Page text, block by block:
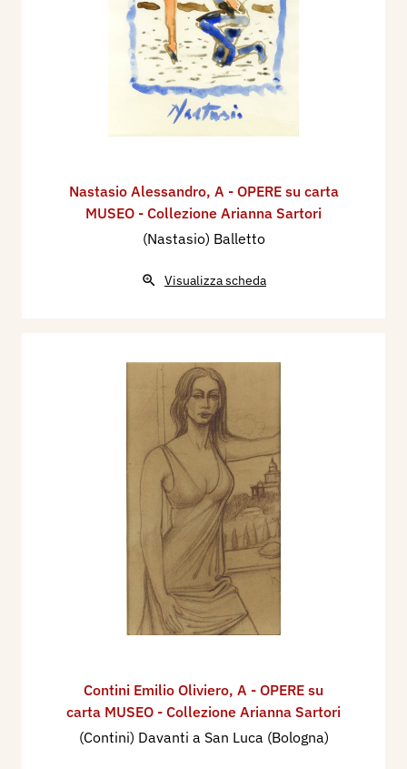
Nastasio Alessandro, A - OPERE su carta
MUSEO - Collezione Arianna Sartori
(Nastasio) Balletto
Visualizza scheda
Contini Emilio Oliviero, A - OPERE su
carta MUSEO - Collezione Arianna Sartori
(Contini) Davanti a San Luca (Bologna)